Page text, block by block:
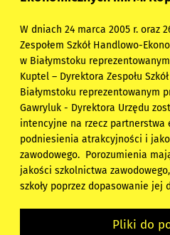
W dniach 24 marca 2005 r. oraz
Zespołem Szkół Handlowo-
w Białymstoku
Kuptel – Dyrektora Zespołu
Białymstoku reprezentowanym
Gawryluk - Dyrektora Urzędu
intencyjne na rzecz partnerstwa
podniesienia atrakcyjności i
zawodowego. Porozumienia
jakości szkolnictwa
szkoły poprzez dopasowanie jej
Pliki do